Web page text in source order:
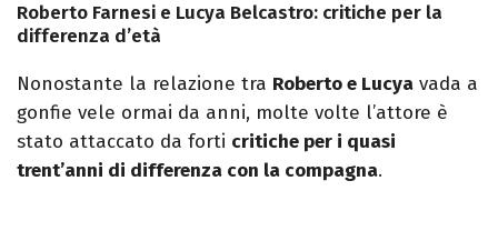
Roberto Farnesi e Lucya Belcastro: critiche per la
differenza d’età
Nonostante la relazione tra Roberto e Lucya vada a
gonfie vele ormai da anni, molte volte l’attore è
stato attaccato da forti critiche per i quasi
trent’anni di differenza con la compagna.